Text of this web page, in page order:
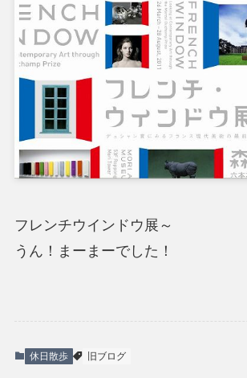
フレンチウインドウ展～
うん！まーまーでした！
休日散歩 旧ブログ